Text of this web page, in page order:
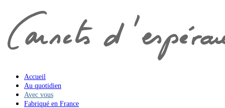
Accueil
Au quotidien
Avec vous
Fabriqué en France